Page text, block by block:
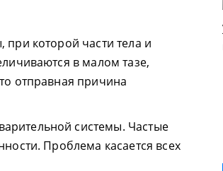
которой части тела и
в малом тазе,
отправная причина
системы. Частые
Проблема касается всех